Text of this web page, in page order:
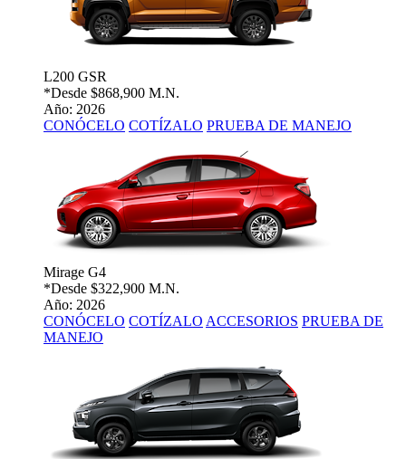
L200 GSR
*Desde $868,900 M.N.
Año: 2026
CONÓCELO COTÍZALO PRUEBA DE MANEJO
Mirage G4
*Desde $322,900 M.N.
Año: 2026
CONÓCELO COTÍZALO ACCESORIOS PRUEBA DE
MANEJO